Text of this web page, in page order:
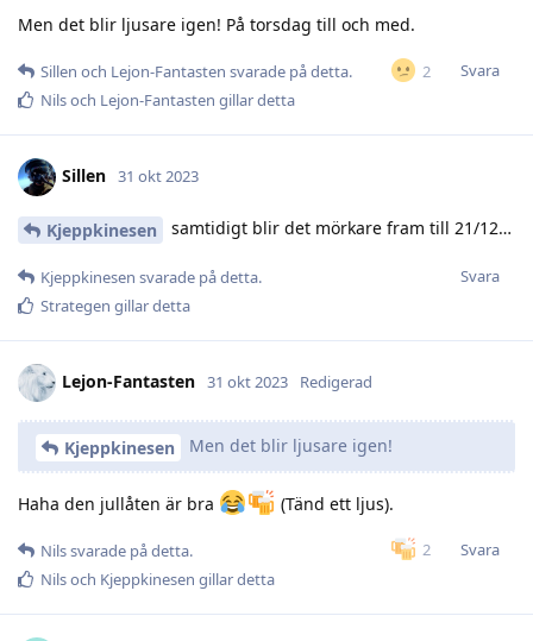
Men det blir ljusare igen! På torsdag till och med.
2 Svara
Sillen och Lejon-Fantasten svarade på detta.
Nilsoch Lejon-Fantasten gillar detta
Sillen 31 okt 2023
Kjeppkinesen samtidigt blir det mörkare fram till 21/12…
Svara
Kjeppkinesen svarade på detta.
Strategen gillar detta
Lejon-Fantasten 31 okt 2023 Redigerad
Kjeppkinesen Men det blir ljusare igen!
Haha den jullåten är bra (Tänd ett ljus).
2 Svara
Nilssvarade på detta.
Nilsoch Kjeppkinesen gillar detta